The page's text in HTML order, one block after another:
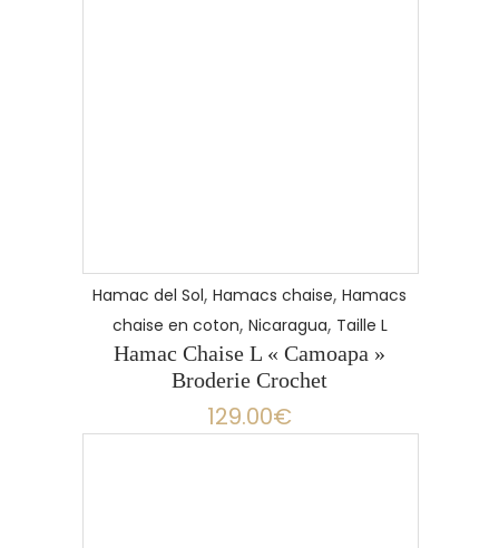
Hamac del Sol, Hamacs chaise, Hamacs
chaise en coton, Nicaragua, Taille L
Hamac Chaise L « Camoapa »
Broderie Crochet
129.00€